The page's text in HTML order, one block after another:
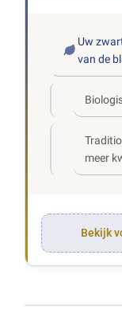
Uw
van de
meer
Bekijk